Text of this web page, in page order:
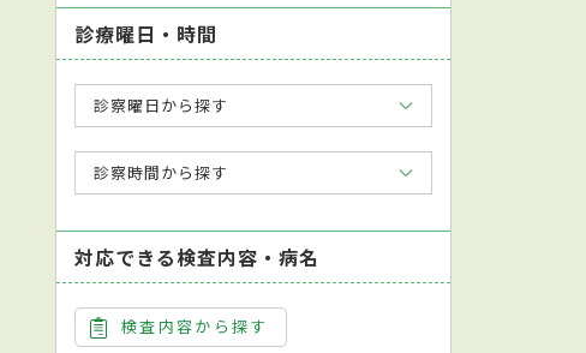
診療曜日・時間
診察曜日から探す
診察時間から探す
対応できる検査内容・病名
検査内容から探す